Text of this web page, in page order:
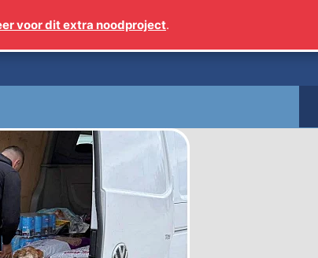
voor dit extra noodproject.